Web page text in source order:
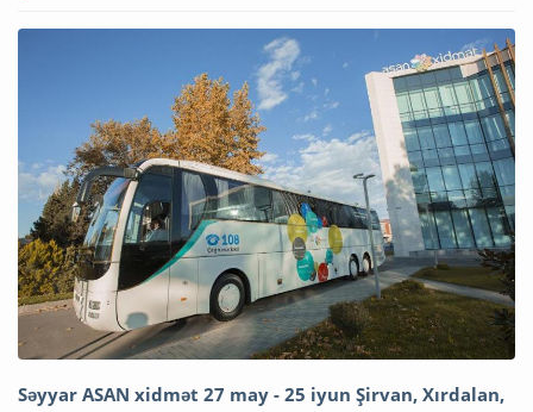
Səyyar ASAN xidmət 27 may - 25 iyun Şirvan, Xırdalan,